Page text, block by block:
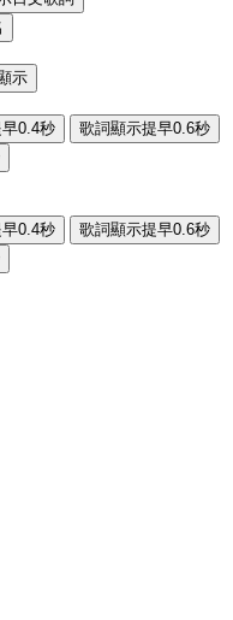
示
0.4秒
歌詞顯示提早0.6秒
0.4秒
歌詞顯示提早0.6秒